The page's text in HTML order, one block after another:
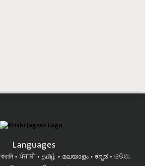
Languages
বাঙালি ਪੰਜਾਬੀ தமிழ் മലയാളം ಕನ್ನಡ
ଓଡିଆ